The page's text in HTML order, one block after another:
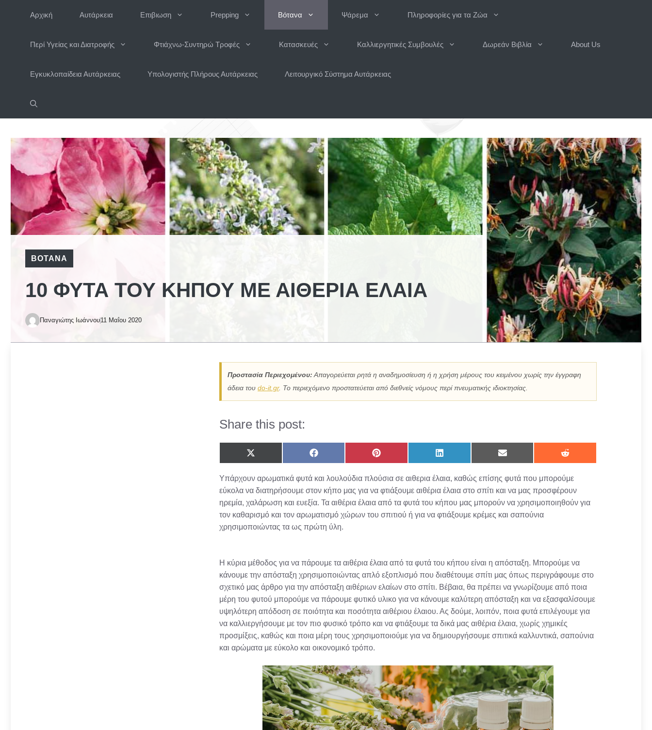
Αρχική Αυτάρκεια Επιβιωση Prepping Βότανα Ψάρεμα Πληροφορίες για τα Ζώα
Περί Υγείας και Διατροφής Φτιάχνω-Συντηρώ Τροφές Κατασκευές Καλλιεργητικές Συμβουλές Δωρεάν Βιβλία About Us
Εγκυκλοπαίδεια Αυτάρκειας Υπολογιστής Πλήρους Αυτάρκειας Λειτουργικό Σύστημα Αυτάρκειας
ΒΌΤΑΝΑ
10 ΦΥΤΆ ΤΟΥ ΚΉΠΟΥ ΜΕ ΑΙΘΈΡΙΑ ΈΛΑΙΑ
Παναγιώτης Ιωάννου11 Μαΐου 2020
Προστασία Περιεχομένου: Απαγορεύεται ρητά η αναδημοσίευση ή η χρήση μέρους του κειμένου χωρίς την έγγραφη
άδεια του do-it.gr. Το περιεχόμενο προστατεύεται από διεθνείς νόμους περί πνευματικής ιδιοκτησίας.
Share this post:
Share
on
(Twitter)
Share
on
Share
on
Share
on
Share
on
Share
on
Υπάρχουν αρωματικά φυτά και λουλούδια πλούσια σε αιθερια έλαια, καθώς επίσης φυτά που μπορούμε
εύκολα να διατηρήσουμε στον κήπο μας για να φτιάξουμε αιθέρια έλαια στο σπίτι και να μας προσφέρουν
ηρεμία, χαλάρωση και ευεξία. Τα αιθέρια έλαια από τα φυτά του κήπου μας μπορούν να χρησιμοποιηθούν για
τον καθαρισμό και τον αρωματισμό χώρων του σπιτιού ή για να φτιάξουμε κρέμες και σαπούνια
χρησιμοποιώντας τα ως πρώτη ύλη.
Η κύρια μέθοδος για να πάρουμε τα αιθέρια έλαια από τα φυτά του κήπου είναι η απόσταξη. Μπορούμε να
κάνουμε την απόσταξη χρησιμοποιώντας απλό εξοπλισμό που διαθέτουμε σπίτι μας όπως περιγράφουμε στο
σχετικό μας άρθρο για την απόσταξη αιθέριων ελαίων στο σπίτι. Βέβαια, θα πρέπει να γνωρίζουμε από ποια
μέρη του φυτού μπορούμε να πάρουμε φυτικό υλικο για να κάνουμε καλύτερη απόσταξη και να εξασφαλίσουμε
υψηλότερη απόδοση σε ποιότητα και ποσότητα αιθέριου έλαιου. Ας δούμε, λοιπόν, ποια φυτά επιλέγουμε για
να καλλιεργήσουμε με τον πιο φυσικό τρόπο και να φτιάξουμε τα δικά μας αιθέρια έλαια, χωρίς χημικές
προσμίξεις, καθώς και ποια μέρη τους χρησιμοποιούμε για να δημιουργήσουμε σπιτικά καλλυντικά, σαπούνια
και αρώματα με εύκολο και οικονομικό τρόπο.